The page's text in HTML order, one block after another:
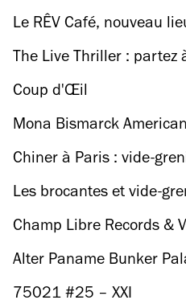
parole des Parisiens
Le RÊV Café, nouveau
end à Montreuil
The Live Thriller : partez
en série en plein Paris
Coup d'Œil
Mona Bismarck
Chiner à Paris : vide-
dépôts-ventes
Les brocantes et vide-
Paris
Champ Libre Records &
Alter Paname Bunker
75021 #25 – XXI